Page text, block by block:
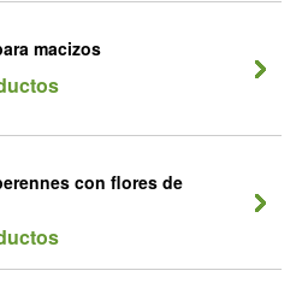
macizos
con flores de